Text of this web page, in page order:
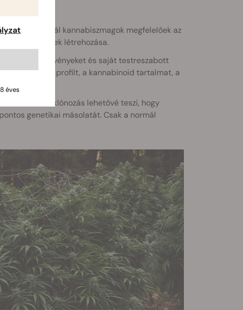
akkor a normál kannabiszmagok megfelelőek az
saját törzsek létrehozása.
rendelkező növényeket és saját testreszabott
- a terpén profilt, a kannabinoid tartalmat, a
nevelnie. A klónozás lehetővé teszi, hogy
genetikai másolatát. Csak a normál
éves